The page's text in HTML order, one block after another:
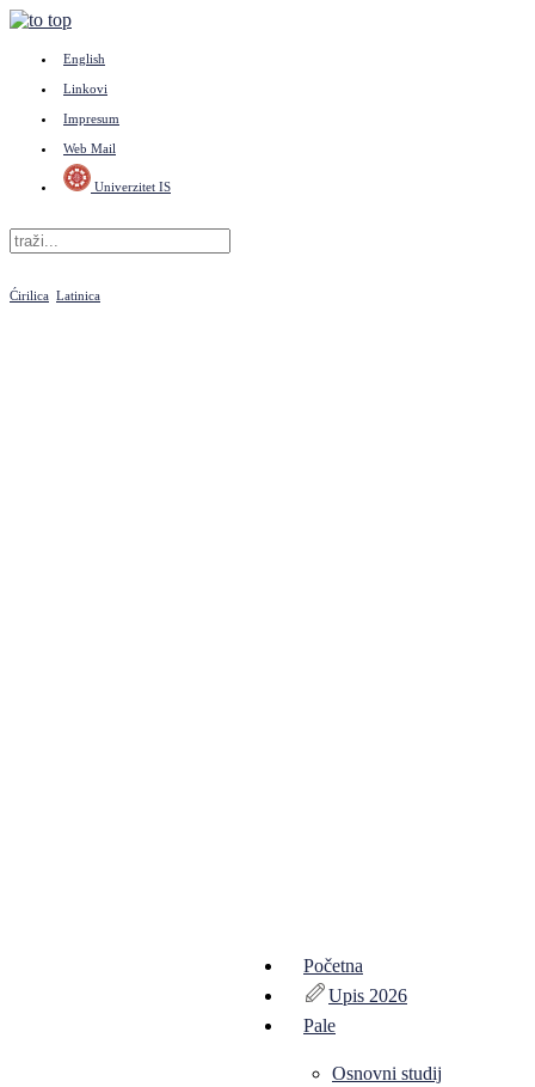
English
Linkovi
Impresum
Web Mail
Univerzitet IS
Ćirilica Latinica
Početna
Upis 2026
Pale
Osnovni studij